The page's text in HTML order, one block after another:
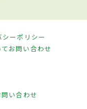
シーポリシー
お問い合わせ
問い合わせ